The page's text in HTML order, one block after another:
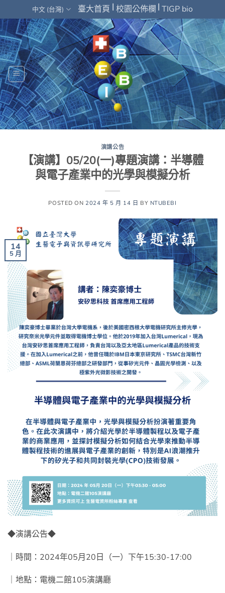
to
content
中文 (台灣) 臺大首頁 | 校園公佈欄 | TIGP bio
演講公告
【演講】05/20(一)專題演講：半導體
與電子產業中的光學與模擬分析
POSTED ON 2024 年 5 月 14 日 BY NTUBEBI
14
5 月
◆演講公告◆
｜時間：2024年05月20日（一）下午15:30-17:00
｜地點：電機二館105演講廳